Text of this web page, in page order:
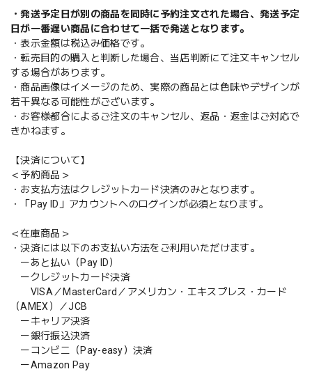
・発送予定日が別の商品を同時に予約注文された場合、発送予定
日が一番遅い商品に合わせて一括で発送となります。
・表示金額は税込み価格です。
・転売目的の購入と判断した場合、当店判断にて注文キャンセル
する場合があります。
・商品画像はイメージのため、実際の商品とは色味やデザインが
若干異なる可能性がございます。
・お客様都合によるご注文のキャンセル、返品・返金はご対応で
きかねます。
【決済について】
＜予約商品＞
・お支払方法はクレジットカード決済のみとなります。
・「Pay ID」アカウントへのログインが必須となります。
＜在庫商品＞
・決済には以下のお支払い方法をご利用いただけます。
ーあと払い（Pay ID）
ークレジットカード決済
VISA／MasterCard／アメリカン・エキスプレス・カード
（AMEX）／JCB
ーキャリア決済
ー銀行振込決済
ーコンビニ（Pay-easy）決済
ーAmazon Pay